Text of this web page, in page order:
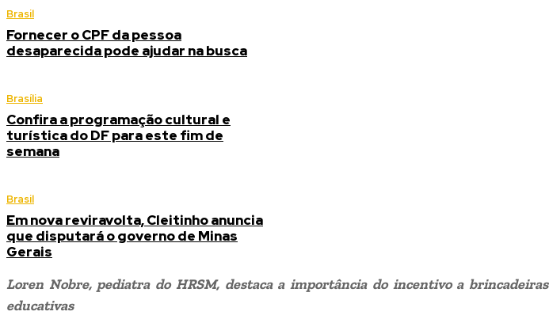
Brasil
Fornecer o CPF da pessoa
desaparecida pode ajudar na busca
Brasília
Confira a programação cultural e
turística do DF para este fim de
semana
Brasil
Em nova reviravolta, Cleitinho anuncia
que disputará o governo de Minas
Gerais
Loren Nobre, pediatra do HRSM, destaca a importância do incentivo a brincadeiras
educativas